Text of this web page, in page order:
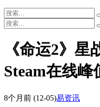
《命运2》
Steam在线峰
8个月前 (12-05)易资讯